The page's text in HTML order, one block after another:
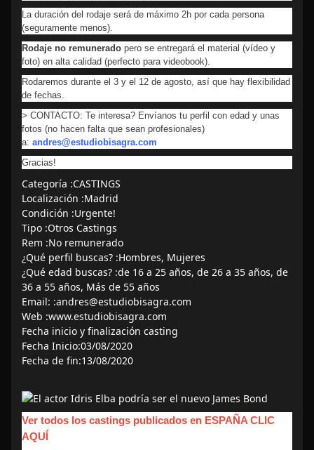
La duración del rodaje será de máximo 2h por cada persona
(seguramente menos).
Rodaje no remunerado pero se entregará el material (vídeo y
foto) en alta calidad (perfecto para videobook).
Rodaremos durante el 3 y el 12 de agosto, así que hay flexibilidad
de fechas.
> CONTACTO: Te interesa? Envíanos tu perfil con edad y unas
fotos (no hacen falta que sean profesionales)
a: andres@estudiobisagra.com
Gracias!
Categoría :CASTINGS
Localización :Madrid
Condición :Urgente!
Tipo :Otros Castings
Rem :No remunerado
¿Qué perfil buscas? :Hombres, Mujeres
¿Qué edad buscas? :de 16 a 25 años, de 26 a 35 años, de
36 a 55 años, Más de 55 años
Email: :andres@estudiobisagra.com
Web :www.estudiobisagra.com
Fecha inicio y finalización casting
Fecha Inicio:03/08/2020
Fecha de fin:13/08/2020
Ver todos los castings publicados en ESPAÑA CLIC
AQUÍ